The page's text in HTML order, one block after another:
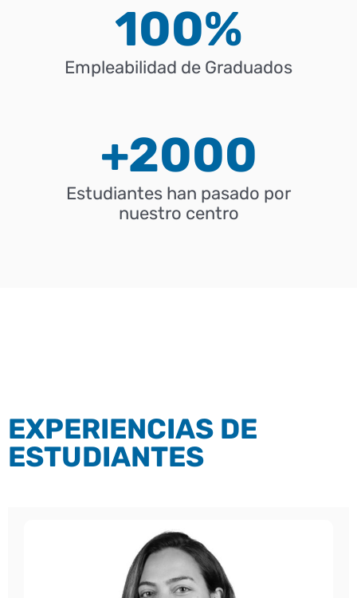
100%
Empleabilidad de Graduados
+2000
Estudiantes han pasado por
nuestro centro
EXPERIENCIAS DE
ESTUDIANTES